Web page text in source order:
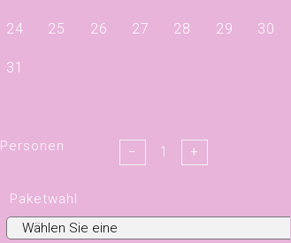
24 25 26 27 28 29 30
31
Personen − +
Paketwahl